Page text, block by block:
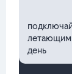
летающим
день